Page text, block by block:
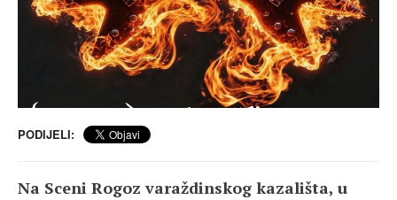
PODIJELI:
Na Sceni Rogoz varaždinskog kazališta, u